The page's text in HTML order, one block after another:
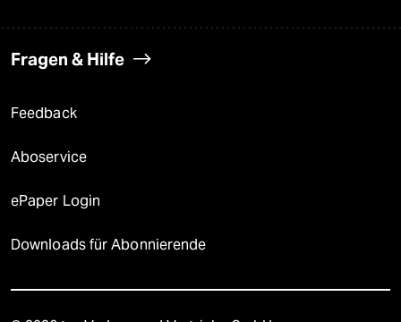
Fragen & Hilfe
Feedback
Aboservice
ePaper Login
Downloads für Abonnierende